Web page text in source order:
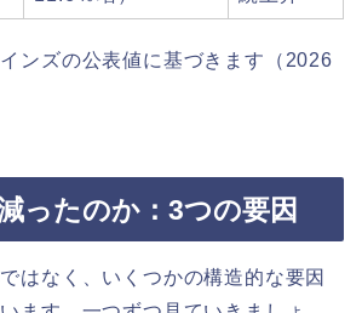
ンズの公表値に基づきます（2026
ったのか：3つの要因
はなく、いくつかの構造的な要因